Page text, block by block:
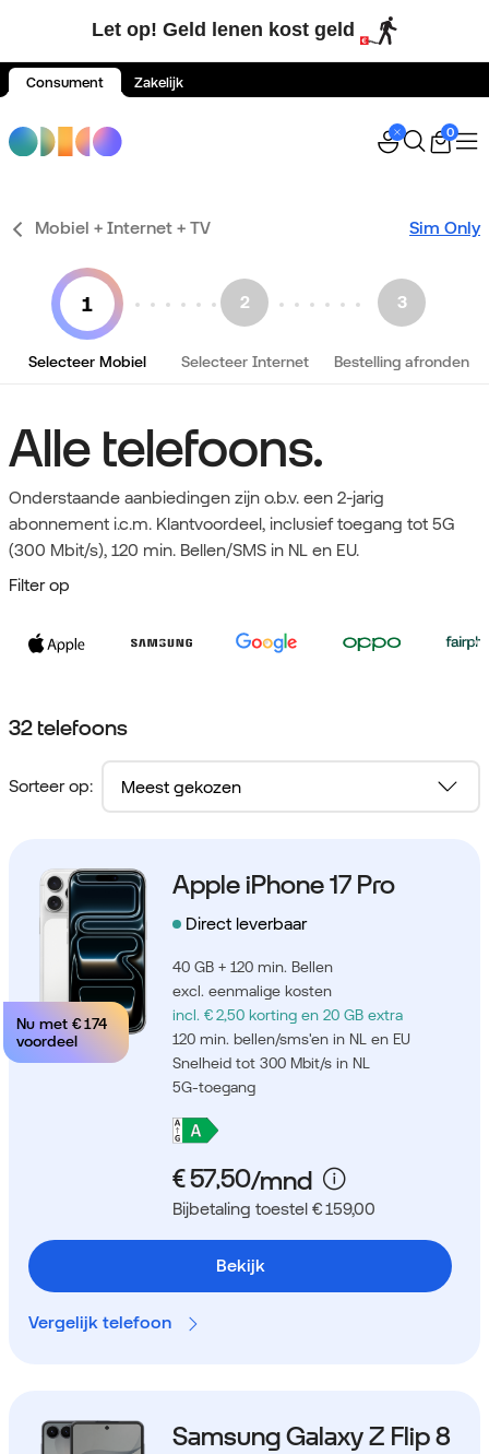
Let op! Geld lenen kost geld
Consument Zakelijk
0
Mobiel + Internet + TV Sim Only
Selecteer Mobiel Selecteer Internet Bestelling afronden
Alle telefoons.
Onderstaande aanbiedingen zijn o.b.v. een 2-jarig
abonnement i.c.m. Klantvoordeel, inclusief toegang tot 5G
(300 Mbit/s), 120 min. Bellen/SMS in NL en EU.
Filter op
32 telefoons
Sorteer op:
Nu met € 174
voordeel
Apple iPhone 17 Pro
Direct leverbaar
40 GB + 120 min. Bellen
excl. eenmalige kosten
incl. € 2,50 korting en 20 GB extra
120 min. bellen/sms'en in NL en EU
Snelheid tot 300 Mbit/s in NL
5G-toegang
Bijbetaling toestel € 159,00
Bekijk
Vergelijk telefoon
Samsung Galaxy Z Flip 8